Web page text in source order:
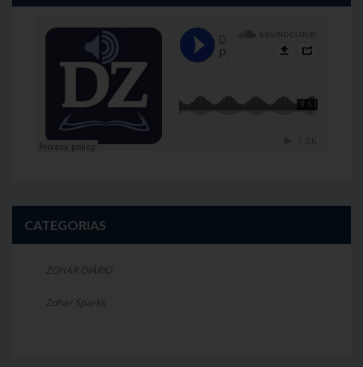
CATEGORIAS
ZOHAR DIÁRIO
Zohar Sparks